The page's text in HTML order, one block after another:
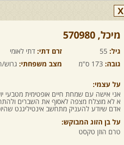
X
מיכל,‏ 570980
גיל: 55 זרם דתי: דתי לאומי
גובה: 173 ס"מ מצב משפחתי: גרוש/
על עצמי:
אני אישה עם שמחת חיים אופטימית מטבעי
א לא מוצלח מצפה לאסוף את השברים
אדם שיודע להעניק מתחשב אינטיליגנט
על בן הזוג המבוקש:
טרם הוזן טקסט